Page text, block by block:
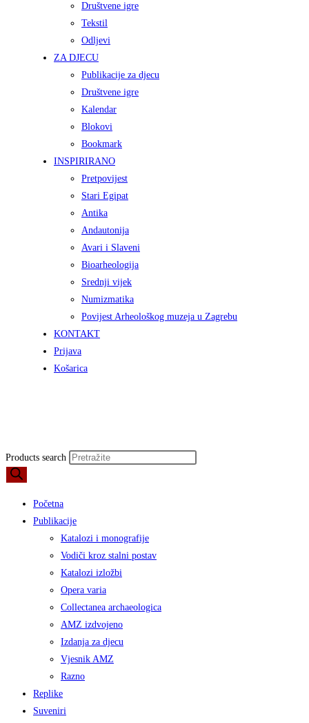
Društvene igre
Tekstil
Odljevi
ZA DJECU
Publikacije za djecu
Društvene igre
Kalendar
Blokovi
Bookmark
INSPIRIRANO
Pretpovijest
Stari Egipat
Antika
Andautonija
Avari i Slaveni
Bioarheologija
Srednji vijek
Numizmatika
Povijest Arheološkog muzeja u Zagrebu
KONTAKT
Prijava
Košarica
Products search
Početna
Publikacije
Katalozi i monografije
Vodiči kroz stalni postav
Katalozi izložbi
Opera varia
Collectanea archaeologica
AMZ izdvojeno
Izdanja za djecu
Vjesnik AMZ
Razno
Replike
Suveniri